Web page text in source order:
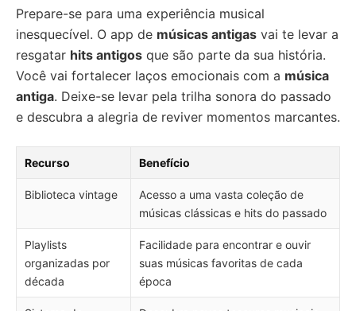
Prepare-se para uma experiência musical
inesquecível. O app de músicas antigas vai te levar a
resgatar hits antigos que são parte da sua história.
Você vai fortalecer laços emocionais com a música
antiga. Deixe-se levar pela trilha sonora do passado
e descubra a alegria de reviver momentos marcantes.
Recurso Benefício
Biblioteca vintage
Acesso a uma vasta coleção de
músicas clássicas e hits do passado
Playlists
organizadas por
década
Facilidade para encontrar e ouvir
suas músicas favoritas de cada
época